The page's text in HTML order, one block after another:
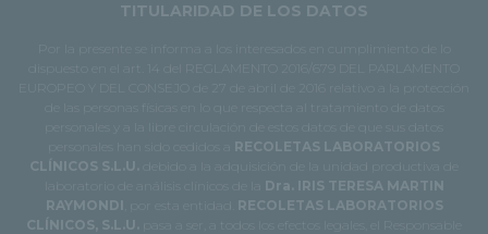
TITULARIDAD DE LOS DATOS
Por la presente se informa a los interesados en cumplimiento de lo
dispuesto en el art. 14 del REGLAMENTO 2016/679 DEL PARLAMENTO
EUROPEO Y DEL CONSEJO de 27 de abril de 2016 relativo a la protección
de las personas físicas en lo que respecta al tratamiento de datos
personales y a la libre circulación de estos datos de que sus datos
RECOLETAS LABORATORIOS
CLÍNICOS S.L.U.
debido a la adquisición de la unidad productiva de
laboratorio de análisis clínicos de la Dra. IRIS TERESA MARTIN
RAYMONDI , por esta entidad. RECOLETAS LABORATORIOS
CLÍNICOS, S.L.U.
pasa a ser, a todos los efectos legales, el Responsable